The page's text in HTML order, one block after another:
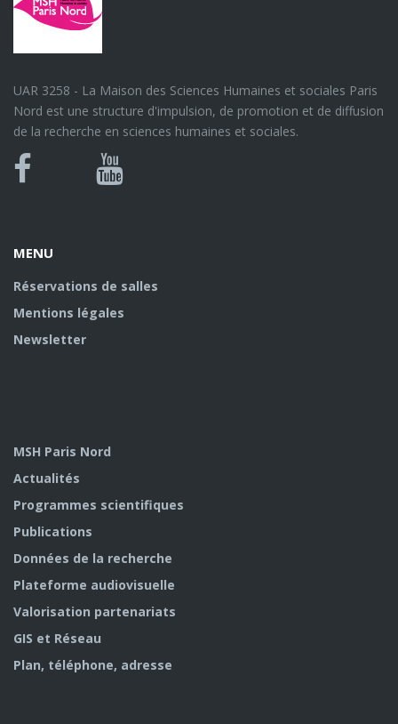
UAR 3258 - La Maison des Sciences Humaines et sociales Paris
Nord est une structure d'impulsion, de promotion et de diffusion
de la recherche en sciences humaines et sociales.
Bluesky
Canal
MENU
Réservations de salles
Mentions légales
Newsletter
MSH Paris Nord
Actualités
Programmes scientifiques
Publications
Données de la recherche
Plateforme audiovisuelle
Valorisation partenariats
GIS et Réseau
Plan, téléphone, adresse